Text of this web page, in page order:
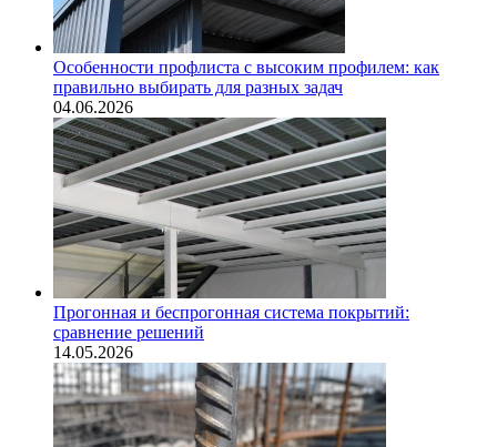
Особенности профлиста с высоким профилем: как
правильно выбирать для разных задач
04.06.2026
Прогонная и беспрогонная система покрытий:
сравнение решений
14.05.2026